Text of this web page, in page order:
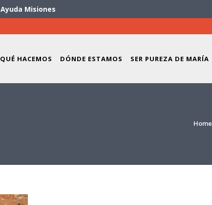
Ayuda Misiones
QUÉ HACEMOS DÓNDE ESTAMOS SER PUREZA DE MARÍA
Home